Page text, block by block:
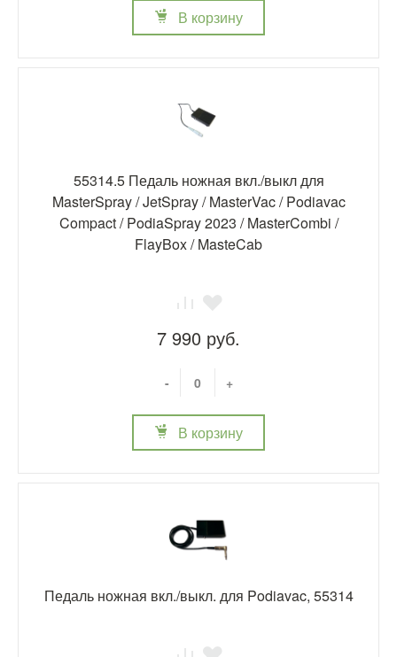
В корзину
55314.5 Педаль ножная вкл./выкл для
MasterSpray / JetSpray / MasterVac / Podiavac
Compact / PodiaSpray 2023 / MasterCombi /
FlayBox / MasteCab
7 990 руб.
- +
В корзину
Педаль ножная вкл./выкл. для Podiavac, 55314